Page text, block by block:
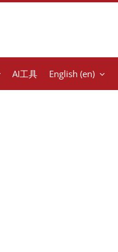
AI工具 English ‎(en)‎